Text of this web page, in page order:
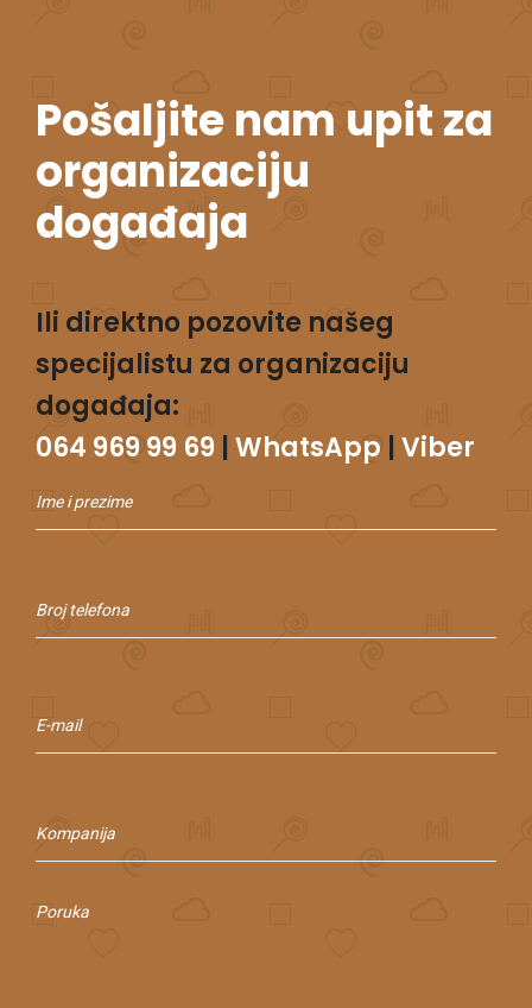
Pošaljite nam upit za
organizaciju
događaja
Ili direktno pozovite našeg
specijalistu za organizaciju
događaja:
064 969 99 69 | WhatsApp | Viber